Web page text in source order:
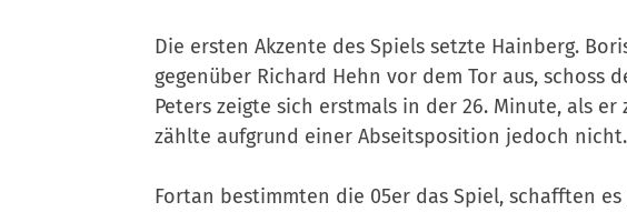
Die ersten Akzente des Spiels setzte Hainberg.
gegenüber Richard Hehn vor dem Tor aus, schoss
Peters zeigte sich erstmals in der 26. Minute, als
zählte aufgrund einer Abseitsposition jedoch nicht.
Fortan bestimmten die 05er das Spiel, schafften